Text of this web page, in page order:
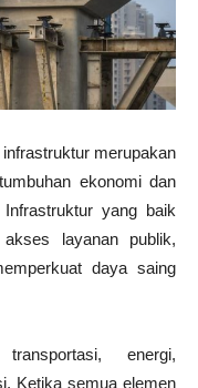
merupakan
ekonomi dan
yang baik
layanan publik,
daya saing
energi,
Ketika semua elemen